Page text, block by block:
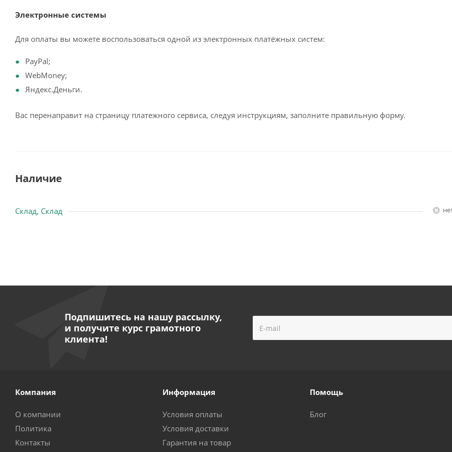
Электронные системы
Для оплаты вы можете воспользоваться одной из электронных платёжных систем:
PayPal;
WebMoney;
Яндекс.Деньги.
Вас перенаправит на страницу платежного сервиса, следуя инструкциям, заполните правильную форму.
Наличие
Склад, Склад
Подпишитесь на нашу рассылку,
и получите курс грамотного
клиента!
Компания
О компании
Политика
Контакты
Информация
Условия оплаты
Условия доставки
Гарантия на товар
Помощь
Блог